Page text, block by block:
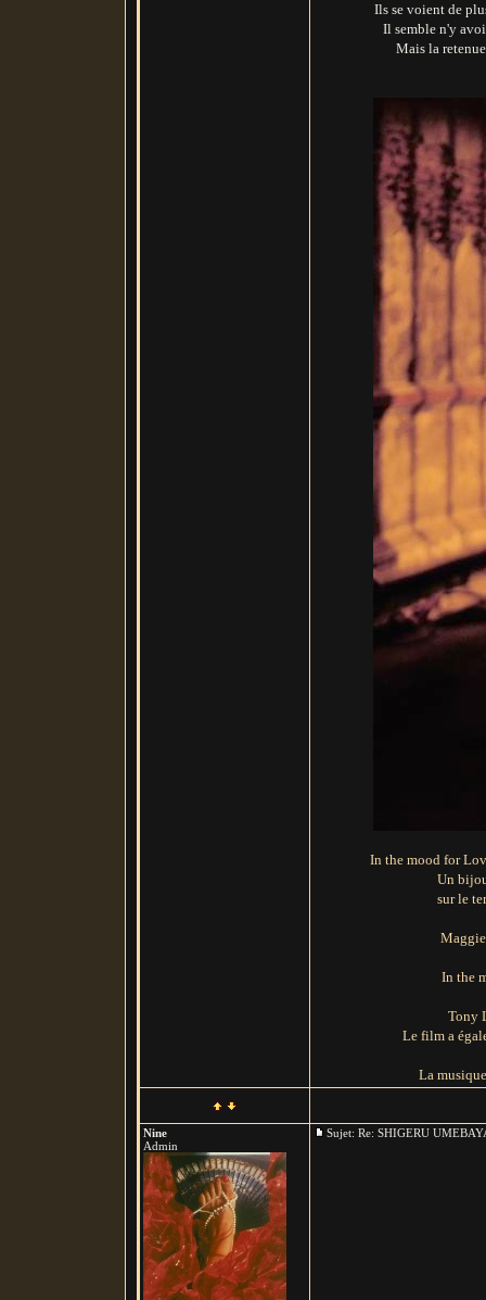
Ils se voient de
Il semble n'y
Mais la
In the mood for
Un
sur le
In the
Tony
Le film a
La
Nine
Admin
Sujet: Re: SHIGERU